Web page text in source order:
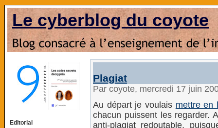
Le cyberblog du coyote
Editorial
Plagiat
Par coyote, mercredi 17 juin
Au départ je voulais mettre en
chacun puissent les regarder.
anti-plagiat redoutable,